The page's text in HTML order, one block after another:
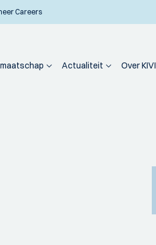
Careers
Actualiteit Over KIVI